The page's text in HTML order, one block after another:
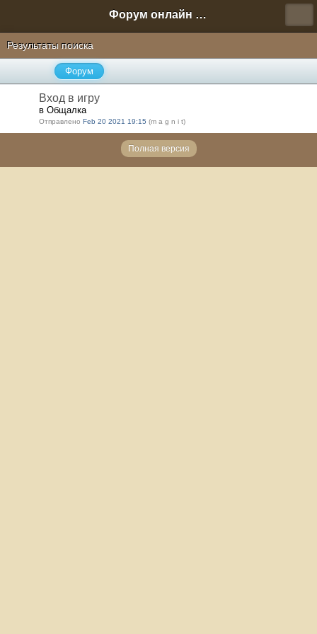
Форум онлайн игры "Новая Эра" (Нюра Биз)
Результаты поиска
Форум
Вход в игру
в Общалка
Отправлено Feb 20 2021 19:15 (m a g n i t)
Полная версия